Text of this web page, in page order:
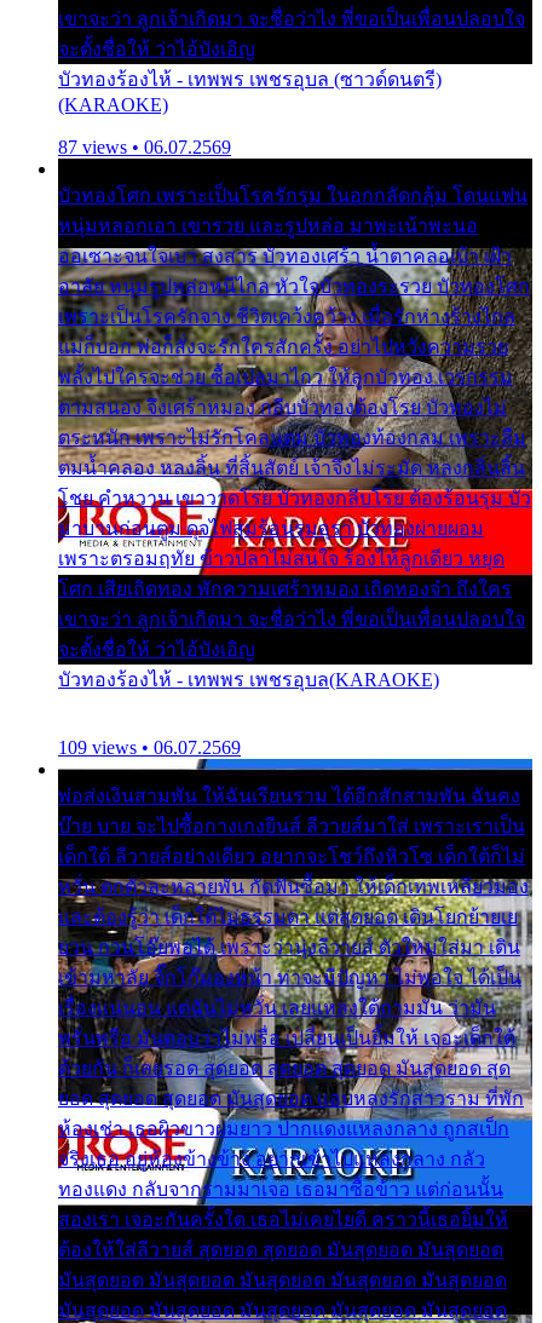
เขาจะว่า ลูกเจ้าเกิดมา จะชื่อว่าไง พี่ขอเป็นเพื่อนปลอบใจ
จะตั้งชื่อให้ ว่าไอ้บังเอิญ
บัวทองร้องไห้ - เทพพร เพชรอุบล (ซาวด์ดนตรี)
(KARAOKE)
87 views • 06.07.2569
บัวทองโศก เพราะเป็นโรครักรุม ในอกกลัดกลุ้ม โดนแฟน
หนุ่มหลอกเอา เขารวย และรูปหล่อ มาพะเน้าพะนอ
ออเซาะจนใจเบา สงสาร บัวทองเศร้า น้ำตาคลอเบ้า เฝ้า
อาลัย หนุ่มรูปหล่อหนีไกล หัวใจบัวทองระรวย บัวทองโศก
เพราะเป็นโรครักจาง ชีวิตเคว้งคว้าง เมื่อรักห่างร้างไกล
แม่ก็บอก พ่อก็สั่งจะรักใครสักครั้ง อย่าไปหวังความรวย
พลั้งไปใครจะช่วย ซื้อเปลมาไกว ให้ลูกบัวทอง เวรกรรม
ตามสนอง จึงเศร้าหมอง กลีบบัวทองต้องโรย บัวทองไม่
ตระหนัก เพราะไม่รักโคลนตม บัวทองท้องกลม เพราะลืม
ตมน้ำคลอง หลงลิ้น ที่สิ้นสัตย์ เจ้าจึงไม่ระมัด หลงกลิ่นลิ้น
โชย คำหวาน เขาวาดโรย บัวทองกลีบโรย ต้องร้อนรุม บัว
มาบานก่อนตูม ดุจไฟสุมร้อนรุมอุรา บัวทองผ่ายผอม
เพราะตรอมฤทัย ข้าวปลาไม่สนใจ ร้องไห้ลูกเดียว หยุด
โศก เสียเถิดทอง พักความเศร้าหมอง เถิดทองจ๋า ถึงใคร
เขาจะว่า ลูกเจ้าเกิดมา จะชื่อว่าไง พี่ขอเป็นเพื่อนปลอบใจ
จะตั้งชื่อให้ ว่าไอ้บังเอิญ
บัวทองร้องไห้ - เทพพร เพชรอุบล(KARAOKE)
109 views • 06.07.2569
พ่อส่งเงินสามพัน ให้ฉันเรียนราม ได้อีกสักสามพัน ฉันคง
บ๊าย บาย จะไปซื้อกางเกงยีนส์ ลีวายส์มาใส่ เพราะเราเป็น
เด็กใต้ ลีวายส์อย่างเดียว อยากจะโชว์ถึงหิวโซ เด็กใต้ก็ไม่
หวั่น ตกตัวละหลายพัน กัดฟันซื้อมา ให้เด็กเทพเหลียวมอง
และต้องรู้ว่า เด็กใต้ไม่ธรรมดา แต่สุดยอด เดินโยกย้ายเย
ยวน กวนโอ๊ยพอได้ เพราะว่านุ่งลีวายส์ ตัวใหม่ใส่มา เดิน
เข้ามหาลัย จิ๊กโก๊มองหน้า ท่าจะมีปัญหา ไม่พอใจ ได้เป็น
เรื่องแน่นอน แต่ฉันไม่หวั่น เลยแหลงใต้ถามมัน ว่ามัน
พรั่นพรือ มันตอบว่าไม่พรื่อ เปลี่ยนเป็นยิ้มให้ เจอะเด็กใต้
ด้วยกัน ก็เลยรอด สุดยอด สุดยอด สุดยอด มันสุดยอด สุด
ยอด สุดยอด สุดยอด มันสุดยอด แอบหลงรักสาวราม ที่พัก
ห้องเช่า เธอผิวขาวผมยาว ปากแดงแหลงกลาง ถูกสเป็ก
จริงเธอ อยู่ห้องข้างข้าง อยากเข้าไปแหลงกลาง กลัว
ทองแดง กลับจากรามมาเจอ เธอมาซื้อข้าว แต่ก่อนนั้น
สองเรา เจอะกันครั้งใด เธอไม่เคยไยดี คราวนี้เธอยิ้มให้
ต้องให้ใส่ลีวายส์ สุดยอด สุดยอด มันสุดยอด มันสุดยอด
มันสุดยอด มันสุดยอด มันสุดยอด มันสุดยอด มันสุดยอด
มันสุดยอด มันสุดยอด มันสุดยอด มันสุดยอด มันสุดยอด